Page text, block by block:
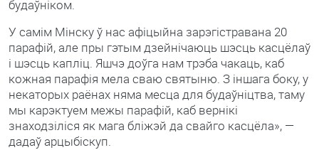
будаўніком.
У самім Мінску ў нас афіцыйна зарэгістравана 20
парафій, але пры гэтым дзейнічаюць шэсць касцёлаў
і шэсць капліц. Яшчэ доўга нам трэба чакаць, каб
кожная парафія мела сваю святыню. З іншага боку, у
некаторых раёнах няма месца для будаўніцтва, таму
мы карэктуем межы парафій, каб вернікі
знаходзіліся як мага бліжэй да свайго касцёла», —
дадаў арцыбіскуп.